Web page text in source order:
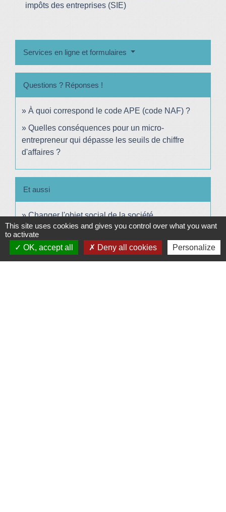
impôts des entreprises (SIE)
Services en ligne et formulaires
Questions ? Réponses !
À quoi correspond le code APE (code NAF) ?
Quelles conséquences pour un micro-
entrepreneur qui dépasse les seuils de chiffre
d'affaires ?
Et aussi
Changer l'objet social de la société
Étapes de vie
Création d'entreprise : démarches supplémentaires
si vous exercez une activité réglementée
Étapes de vie
This site uses cookies and gives you control over what you want
to activate
OK, accept all
Deny all cookies Personalize